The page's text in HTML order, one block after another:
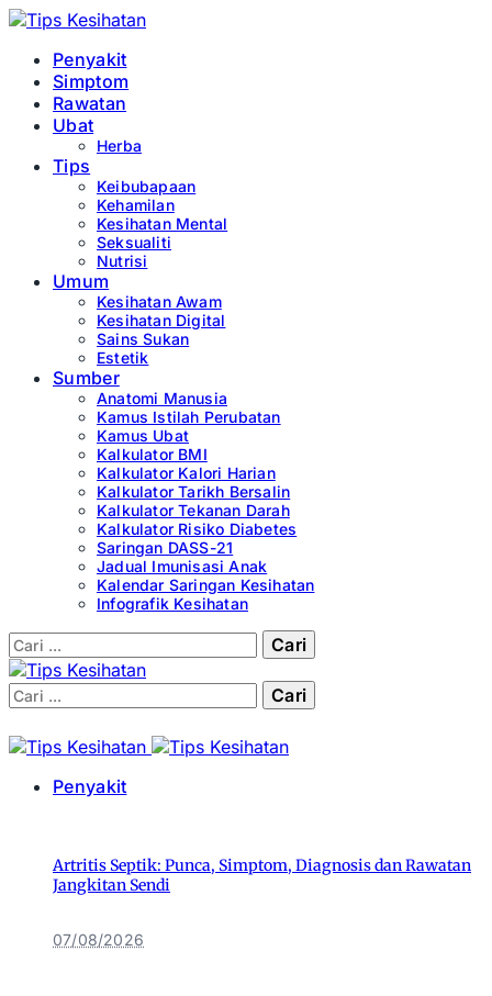
Penyakit
Simptom
Rawatan
Ubat
Herba
Tips
Keibubapaan
Kehamilan
Kesihatan Mental
Seksualiti
Nutrisi
Umum
Kesihatan Awam
Kesihatan Digital
Sains Sukan
Estetik
Sumber
Anatomi Manusia
Kamus Istilah Perubatan
Kamus Ubat
Kalkulator BMI
Kalkulator Kalori Harian
Kalkulator Tarikh Bersalin
Kalkulator Tekanan Darah
Kalkulator Risiko Diabetes
Saringan DASS-21
Jadual Imunisasi Anak
Kalendar Saringan Kesihatan
Infografik Kesihatan
Cari:
Cari:
Penyakit
Artritis Septik: Punca, Simptom, Diagnosis dan Rawatan
Jangkitan Sendi
07/08/2026